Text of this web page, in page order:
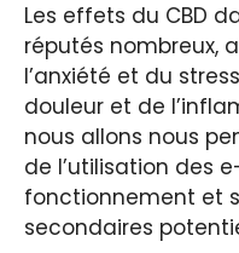
Les effets du CBD
réputés nombreux,
l’anxiété et du
douleur et de
nous allons nous
de l’utilisation des
fonctionnement et
secondaires